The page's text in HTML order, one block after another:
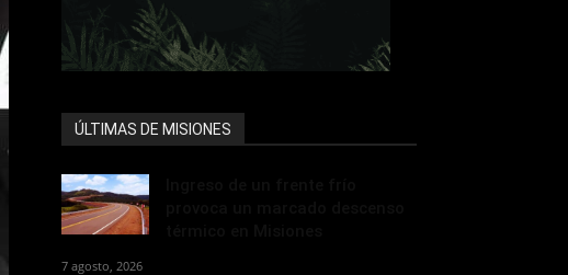
ÚLTIMAS DE MISIONES
7 agosto, 2026